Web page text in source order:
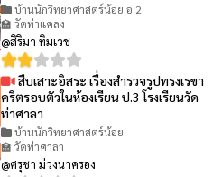
บ้านนักวิทยาศาสตร์น้อย อ.2
🏫 วัดท่าแคลง
@สิริมา ทิมเวช
สืบเสาะอิสระ เรื่องสำรวจรูปทรงเรขา
คริตรอบตัวในห้องเรียน ป.3 โรงเรียนวัด
ท่าศาลา
บ้านนักวิทยาศาสตร์น้อย
🏫 วัดท่าศาลา
@ศรุชา ม่วงนาครอง